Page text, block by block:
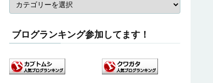
ブログランキング参加してます！